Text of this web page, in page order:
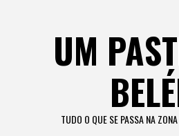
UM
TUDO O QUE SE PASSA NA